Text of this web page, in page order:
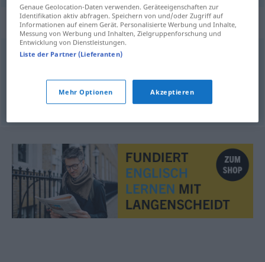
Synonyme für "Repetition"
Wiederholung,Rotation,Turnus,Rückkehr
Genaue Geolocation-Daten verwenden. Geräteeigenschaften zur
Identifikation aktiv abfragen. Speichern von und/oder Zugriff auf
Informationen auf einem Gerät. Personalisierte Werbung und Inhalte,
Messung von Werbung und Inhalten, Zielgruppenforschung und
Entwicklung von Dienstleistungen.
Liste der Partner (Lieferanten)
Mehr Optionen Akzeptieren